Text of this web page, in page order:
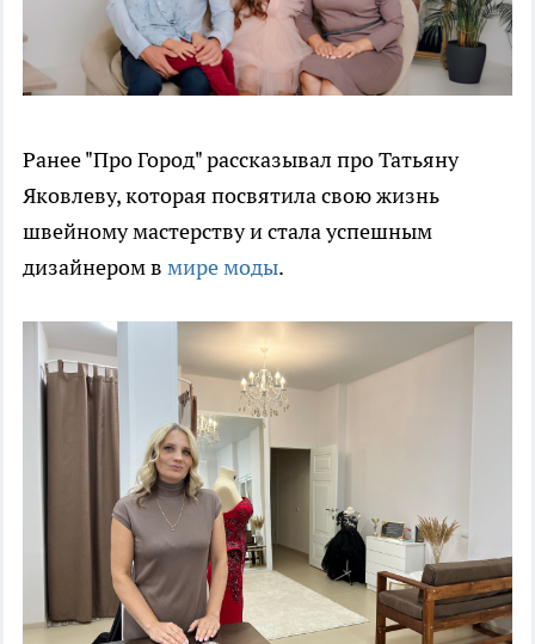
Ранее "Про Город" рассказывал про Татьяну
Яковлеву, которая посвятила свою жизнь
швейному мастерству и стала успешным
дизайнером в мире моды.